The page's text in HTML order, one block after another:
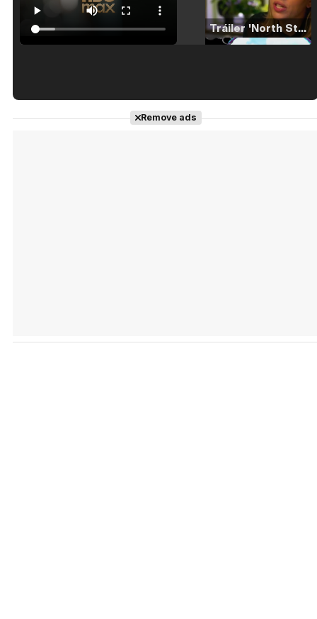
Tráiler 'North Star' (2023)
Remove ads